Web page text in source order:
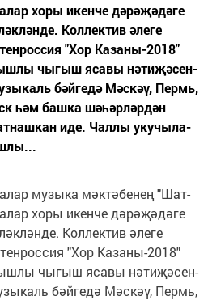
хо­ры икен­че дә­рәҗә­дә­ге
Кол­лек­тив әле­ге
"Хор Ка­за­ны-2018"
чы­гыш яса­вы нә­ти­җә­сен­
бәй­ге­дә Мәс­кәү, Пермь,
һәм баш­ка шәһәр­ләр­дән
иде. Чал­лы уку­чы­ла­
му­зы­ка мәк­тә­бе­нең "Шат­
хо­ры икен­че дә­рәҗә­дә­ге
Кол­лек­тив әле­ге
"Хор Ка­за­ны-2018"
чы­гыш яса­вы нә­ти­җә­сен­
бәй­ге­дә Мәс­кәү, Пермь,